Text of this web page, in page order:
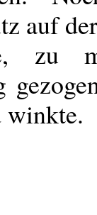
auf
zu
winkte.